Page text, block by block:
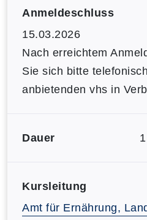
Anmeldeschluss
15.03.2026
Nach erreichtem
Sie sich bitte
anbietenden vhs in
Dauer
Kursleitung
Amt für Ernährung,